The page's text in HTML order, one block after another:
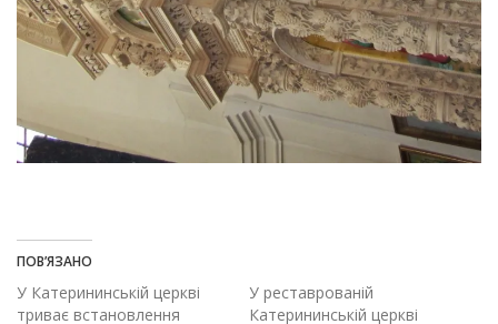
ПОВ’ЯЗАНО
У Катерининській церкві
триває встановлення
У реставрованій
Катерининській церкві